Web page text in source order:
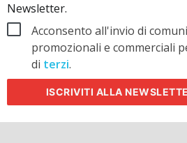
Newsletter.
Acconsento all'invio di
promozionali e commerciali
di terzi.
ISCRIVITI ALLA